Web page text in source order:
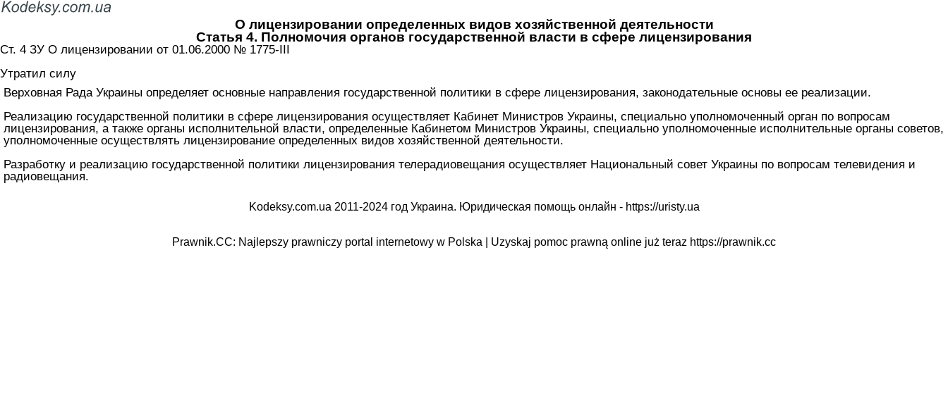
О лицензировании определенных видов хозяйственной деятельности
Статья 4. Полномочия органов государственной власти в сфере лицензирования
Ст. 4 ЗУ О лицензировании от 01.06.2000 № 1775-III
Утратил силу
Верховная Рада Украины определяет основные направления государственной политики в сфере лицензирования, законодательные основы ее реализации.
Реализацию государственной политики в сфере лицензирования осуществляет Кабинет Министров Украины, специально уполномоченный орган по вопросам
лицензирования, а также органы исполнительной власти, определенные Кабинетом Министров Украины, специально уполномоченные исполнительные органы советов,
уполномоченные осуществлять лицензирование определенных видов хозяйственной деятельности.
Разработку и реализацию государственной политики лицензирования телерадиовещания осуществляет Национальный совет Украины по вопросам телевидения и
радиовещания.
Kodeksy.com.ua 2011-2024 год Украина. Юридическая помощь онлайн - https://uristy.ua
Prawnik.CC: Najlepszy prawniczy portal internetowy w Polska | Uzyskaj pomoc prawną online już teraz https://prawnik.cc